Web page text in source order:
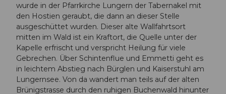
wurde in der Pfarrkirche Lungern der Tabernakel mit
den Hostien geraubt, die dann an dieser Stelle
ausgeschüttet wurden. Dieser alte Wallfahrtsort
mitten im Wald ist ein Kraftort, die Quelle unter der
Kapelle erfrischt und verspricht Heilung für viele
Gebrechen. Über Schintenflue und Emmetti geht es
in leichtem Abstieg nach Bürglen und Kaiserstuhl am
Lungernsee. Von da wandert man teils auf der alten
Brünigstrasse durch den ruhigen Buchenwald hinunter